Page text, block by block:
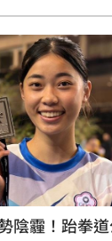
群？柯P才
暴！李建成遭
敢回家！男殺
出手！民進黨
時出事！女
獎直播中
程及教師研習
蘇菲攜手跆拳
三芝國小舉辦
業醫師的分享
陰霾！跆拳